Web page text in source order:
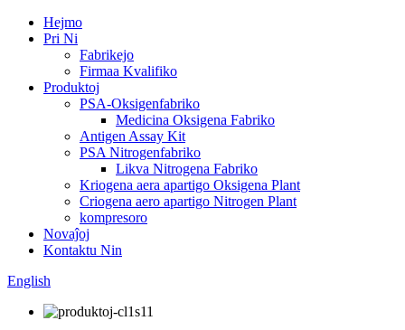
Hejmo
Pri Ni
Fabrikejo
Firmaa Kvalifiko
Produktoj
PSA-Oksigenfabriko
Medicina Oksigena Fabriko
Antigen Assay Kit
PSA Nitrogenfabriko
Likva Nitrogena Fabriko
Kriogena aera apartigo Oksigena Plant
Criogena aero apartigo Nitrogen Plant
kompresoro
Novaĵoj
Kontaktu Nin
English